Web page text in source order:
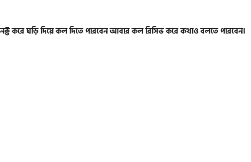
করে ঘড়ি দিয়ে কল দিতে পারবেন আবার কল রিসিভ করে কথাও বলতে পারবেন।